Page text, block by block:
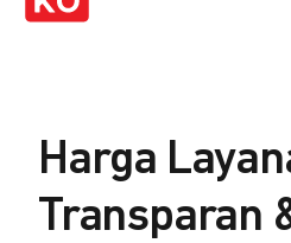
Harga
Transparan